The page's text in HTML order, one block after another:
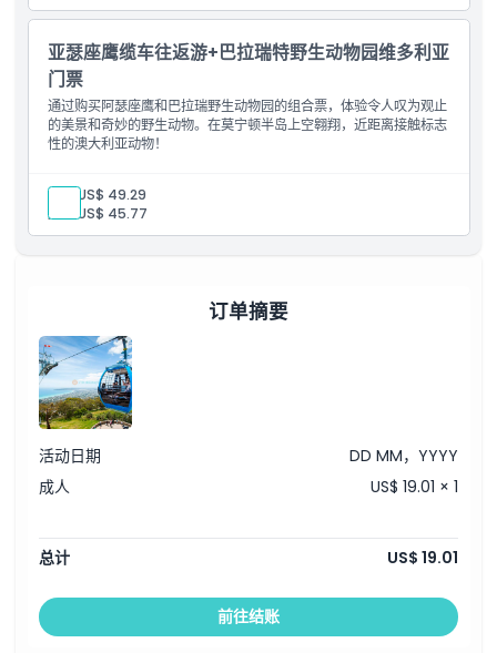
亚瑟座鹰缆车往返游+巴拉瑞特野生动物园维多利亚
门票
通过购买阿瑟座鹰和巴拉瑞野生动物园的组合票，体验令人叹为观止
的美景和奇妙的野生动物。在莫宁顿半岛上空翱翔，近距离接触标志
性的澳大利亚动物！
成人: US$ 49.29
儿童: US$ 45.77
订单摘要
活动日期
DD MM，YYYY
成人
US$ 19.01 × 1
总计 US$ 19.01
前往结账